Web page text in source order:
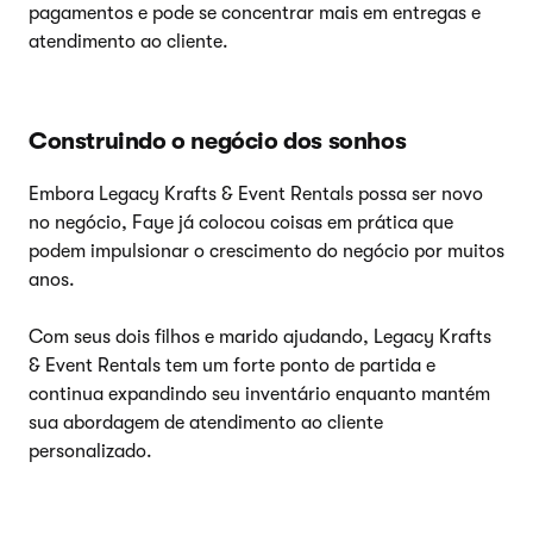
pagamentos e pode se concentrar mais em entregas e
atendimento ao cliente.
Construindo o negócio dos sonhos
Embora Legacy Krafts & Event Rentals possa ser novo
no negócio, Faye já colocou coisas em prática que
podem impulsionar o crescimento do negócio por muitos
anos.
Com seus dois filhos e marido ajudando, Legacy Krafts
& Event Rentals tem um forte ponto de partida e
continua expandindo seu inventário enquanto mantém
sua abordagem de atendimento ao cliente
personalizado.